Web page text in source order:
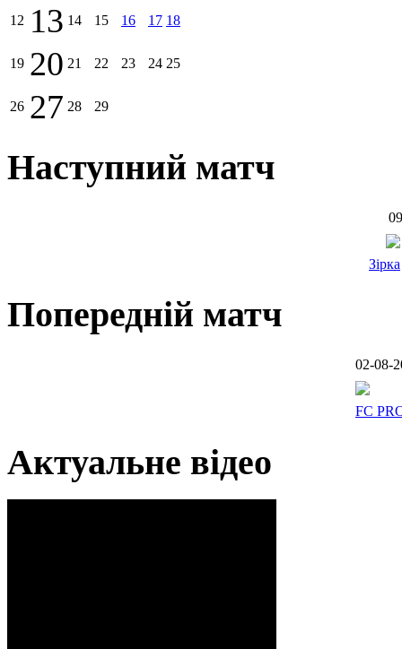
12 13 14 15 16 17 18
19 20 21 22 23 24 25
26 27 28 29
Наступний матч
Зірка
Попередній матч
02-08-
FC
Актуальне відео